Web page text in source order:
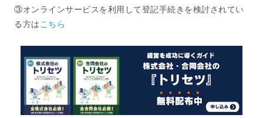
③オンラインサービスを利用して登記手続きを検討されてい
る方は こちら